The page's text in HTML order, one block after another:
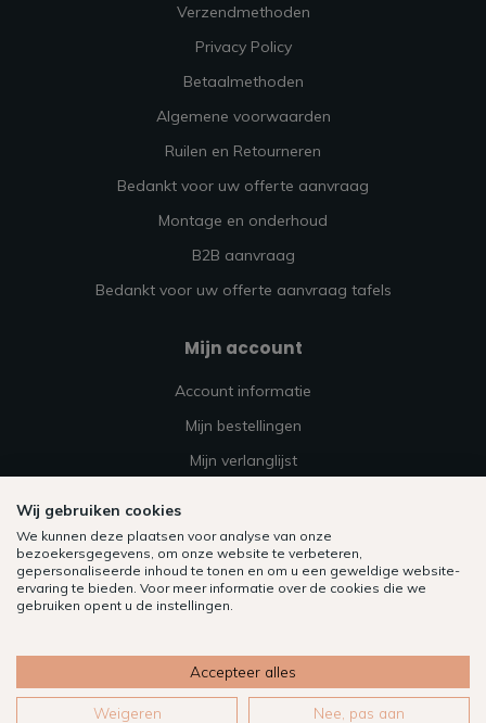
Verzendmethoden
Privacy Policy
Betaalmethoden
Algemene voorwaarden
Ruilen en Retourneren
Bedankt voor uw offerte aanvraag
Montage en onderhoud
B2B aanvraag
Bedankt voor uw offerte aanvraag tafels
Mijn account
Account informatie
Mijn bestellingen
Mijn verlanglijst
Alle producten
Wij gebruiken cookies
We kunnen deze plaatsen voor analyse van onze
bezoekersgegevens, om onze website te verbeteren,
gepersonaliseerde inhoud te tonen en om u een geweldige website-
ervaring te bieden. Voor meer informatie over de cookies die we
gebruiken opent u de instellingen.
Accepteer alles
Weigeren Nee, pas aan